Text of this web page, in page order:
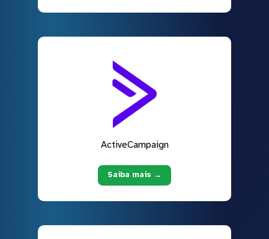
ActiveCampaign
Saiba mais →